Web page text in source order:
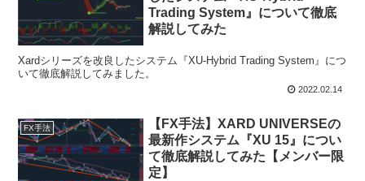
Trading System』について徹底
解説してみた
Xardシリーズを改良したシステム『XU-Hybrid Trading System』につ
いて徹底解説してみました。
2022.02.14
FX手法
【FX手法】XARD UNIVERSEの
最新作システム『XU 15』につい
て徹底解説してみた【メンバー限
定】